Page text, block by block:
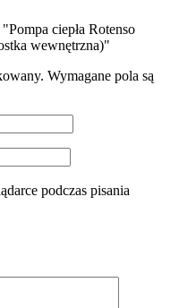
ciepła Rotenso
wewnętrzna)"
Wymagane pola są
podczas pisania